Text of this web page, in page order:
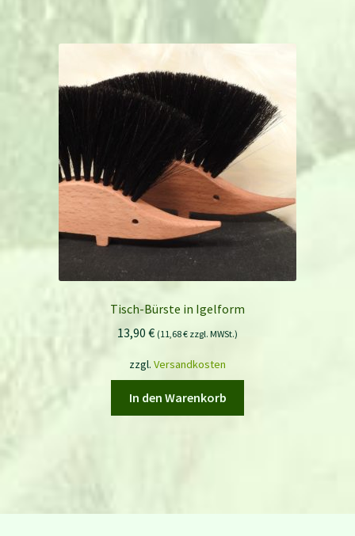
Tisch-Bürste in Igelform
13,90 € (11,68€ zzgl. MWSt.)
zzgl. Versandkosten
In den Warenkorb